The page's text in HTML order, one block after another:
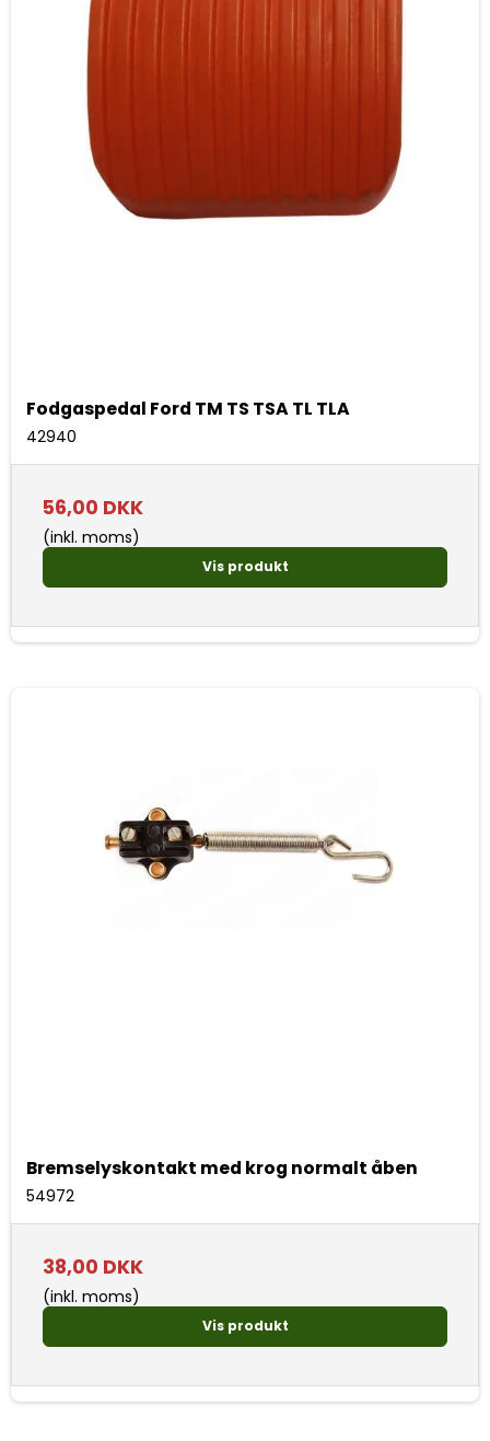
Fodgaspedal Ford TM TS TSA TL TLA
42940
56,00 DKK
(inkl. moms)
Vis produkt
Bremselyskontakt med krog normalt åben
54972
38,00 DKK
(inkl. moms)
Vis produkt